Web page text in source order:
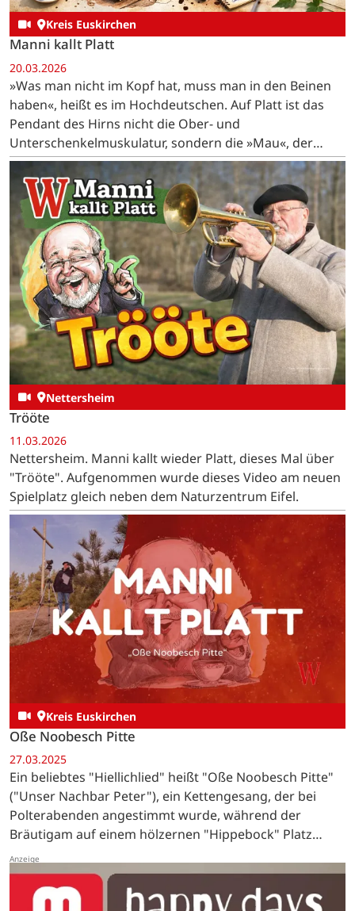
Kreis Euskirchen
Manni kallt Platt
20.03.2026
»Was man nicht im Kopf hat, muss man in den Beinen
haben«, heißt es im Hochdeutschen. Auf Platt ist das
Pendant des Hirns nicht die Ober- und
Unterschenkelmuskulatur, sondern die »Mau«, der
lateinisch »Musculus biceps brachii« genannte…
Nettersheim
Trööte
11.03.2026
Nettersheim. Manni kallt wieder Platt, dieses Mal über
"Trööte". Aufgenommen wurde dieses Video am neuen
Spielplatz gleich neben dem Naturzentrum Eifel.
Kreis Euskirchen
Oße Noobesch Pitte
27.03.2025
Ein beliebtes "Hiellichlied" heißt "Oße Noobesch Pitte"
("Unser Nachbar Peter"), ein Kettengesang, der bei
Polterabenden angestimmt wurde, während der
Bräutigam auf einem hölzernen "Hippebock" Platz
nehmen musste.